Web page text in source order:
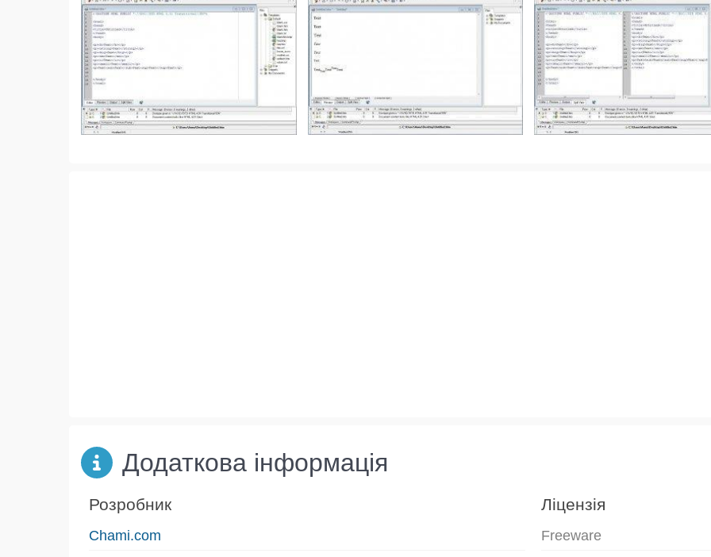
Додаткова інформація
Розробник
Chami.com
Ліцензія
Freeware